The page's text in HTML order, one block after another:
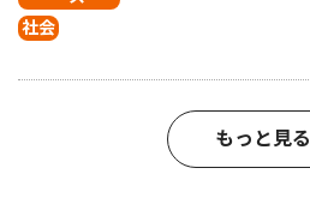
社会
もっと見る